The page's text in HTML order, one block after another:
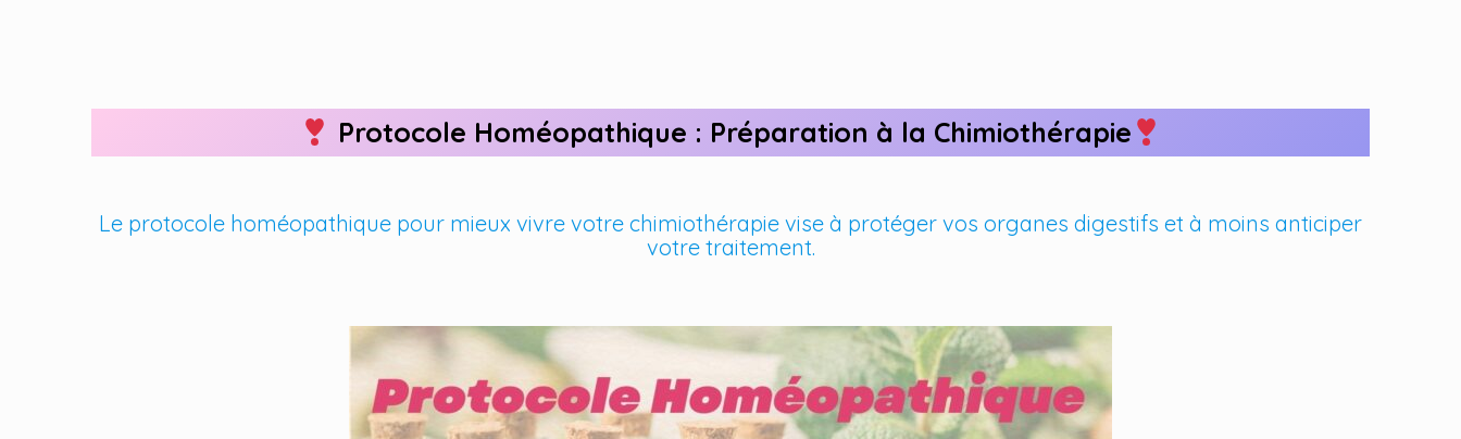
Protocole Homéopathique : Préparation à la Chimiothérapie
Le protocole homéopathique pour mieux vivre votre chimiothérapie vise à protéger vos organes digestifs et à moins anticiper
votre traitement.